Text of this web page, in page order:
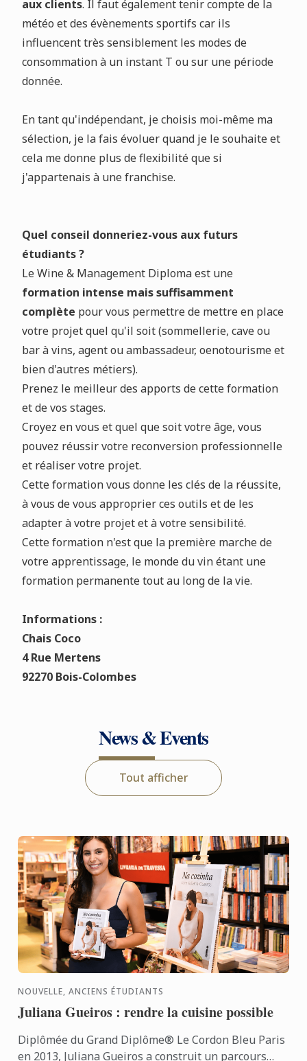
aux clients. Il faut également tenir compte de la
météo et des évènements sportifs car ils
influencent très sensiblement les modes de
consommation à un instant T ou sur une période
donnée.
En tant qu'indépendant, je choisis moi-même ma
sélection, je la fais évoluer quand je le souhaite et
cela me donne plus de flexibilité que si
j'appartenais à une franchise.
Quel conseil donneriez-vous aux futurs
étudiants ?
Le Wine & Management Diploma est une
formation intense mais suffisamment
complète pour vous permettre de mettre en place
votre projet quel qu'il soit (sommellerie, cave ou
bar à vins, agent ou ambassadeur, oenotourisme et
bien d'autres métiers).
Prenez le meilleur des apports de cette formation
et de vos stages.
Croyez en vous et quel que soit votre âge, vous
pouvez réussir votre reconversion professionnelle
et réaliser votre projet.
Cette formation vous donne les clés de la réussite,
à vous de vous approprier ces outils et de les
adapter à votre projet et à votre sensibilité.
Cette formation n'est que la première marche de
votre apprentissage, le monde du vin étant une
formation permanente tout au long de la vie.
Informations :
Chais Coco
4 Rue Mertens
92270 Bois-Colombes
News & Events
Tout afficher
NOUVELLE, ANCIENS ÉTUDIANTS
Juliana Gueiros : rendre la cuisine possible
Diplômée du Grand Diplôme® Le Cordon Bleu Paris
en 2013, Juliana Gueiros a construit un parcours